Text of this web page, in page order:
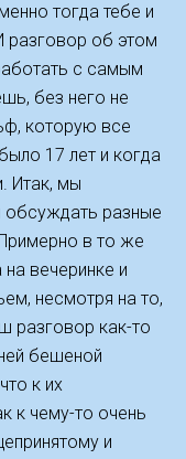
тогда тебе и
разговор об этом
с самым
без него не
которую все
17 лет и когда
Итак, мы
обсуждать разные
в то же
вечеринке и
несмотря на то,
разговор как-то
бешеной
к их
к чему-то очень
и